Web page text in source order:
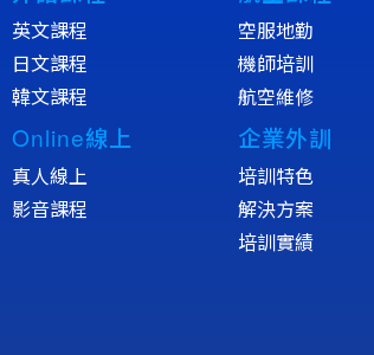
英文課程
日文課程
韓文課程
Online線上
真人線上
影音課程
空服地勤
機師培訓
航空維修
企業外訓
培訓特色
解決方案
培訓實績